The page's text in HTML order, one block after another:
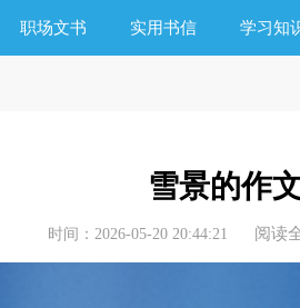
职场文书 实用书信 学习知
雪景的作
时间：2026-05-20 20:44:21 阅读